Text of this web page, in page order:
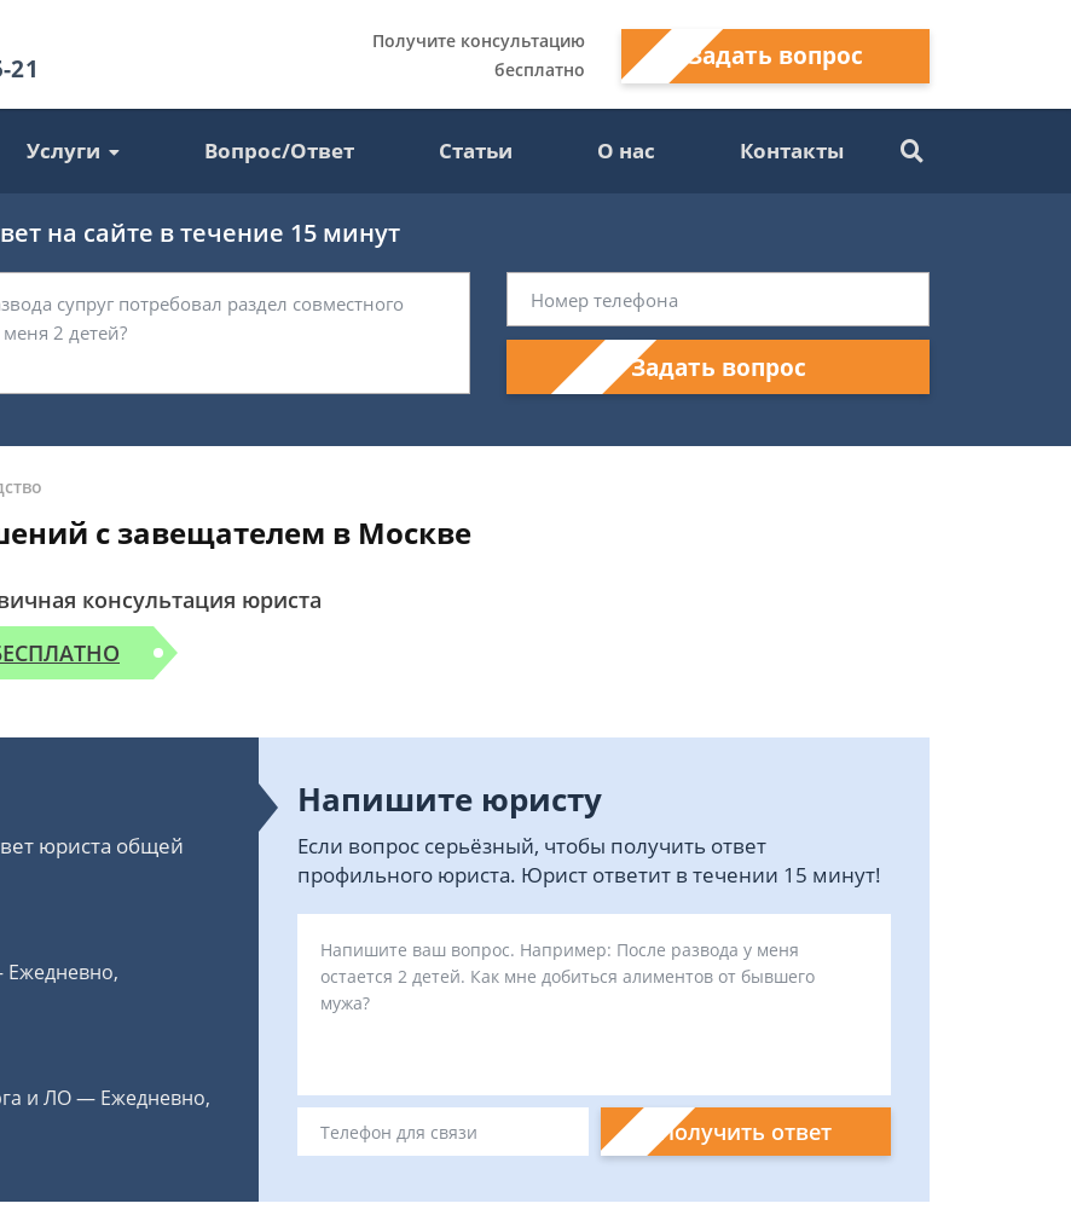
21
Получите консультацию
бесплатно
Задать вопрос
Услуги Вопрос/Ответ Статьи О нас Контакты
на сайте в течение 15 минут
Задать вопрос
с завещателем в Москве
консультация юриста
юриста общей
и ЛО — Ежедневно,
Напишите юристу
Если вопрос серьёзный, чтобы получить ответ
профильного юриста. Юрист ответит в течении 15 минут!
Получить ответ